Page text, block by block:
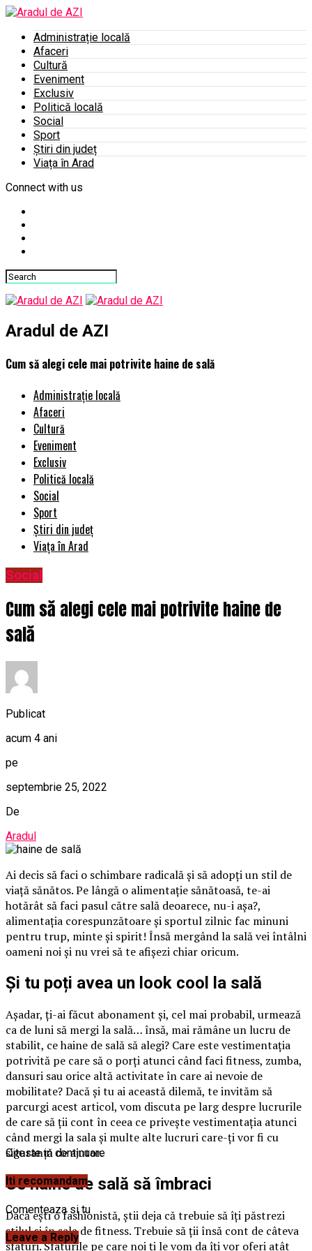
Administrație locală
Afaceri
Cultură
Eveniment
Exclusiv
Politică locală
Social
Sport
Știri din județ
Viața în Arad
Connect with us
Aradul de AZI
Cum să alegi cele mai potrivite haine de sală
Administrație locală
Afaceri
Cultură
Eveniment
Exclusiv
Politică locală
Social
Sport
Știri din județ
Viața în Arad
Social
Cum să alegi cele mai potrivite haine de
sală
Publicat
acum 4 ani
pe
septembrie 25, 2022
De
Aradul
Ai decis să faci o schimbare radicală și să adopți un stil de
viață sănătos. Pe lângă o alimentație sănătoasă, te-ai
hotărât să faci pasul către sală deoarece, nu-i așa?,
alimentația corespunzătoare și sportul zilnic fac minuni
pentru trup, minte și spirit! Însă mergând la sală vei întâlni
oameni noi și nu vrei să te afișezi chiar oricum.
Și tu poți avea un look cool la sală
Așadar, ți-ai făcut abonament și, cel mai probabil, urmează
ca de luni să mergi la sală… însă, mai rămâne un lucru de
stabilit, ce haine de sală să alegi? Care este vestimentația
potrivită pe care să o porți atunci când faci fitness, zumba,
dansuri sau orice altă activitate în care ai nevoie de
mobilitate? Dacă și tu ai această dilemă, te invităm să
parcurgi acest articol, vom discuta pe larg despre lucrurile
de care să ții cont în ceea ce privește vestimentația atunci
când mergi la sala și multe alte lucruri care-ți vor fi cu
siguranță de ajutor.
Ce haine de sală să îmbraci
Dacă ești o fashionistă, știi deja că trebuie să îți păstrezi
stilul și în sala de fitness. Trebuie să ții însă cont de câteva
sfaturi. Sfaturile pe care noi ți le vom da îți vor oferi atât
Citeste in continuare
Iti recomandam
Comenteaza si tu
Leave a Reply